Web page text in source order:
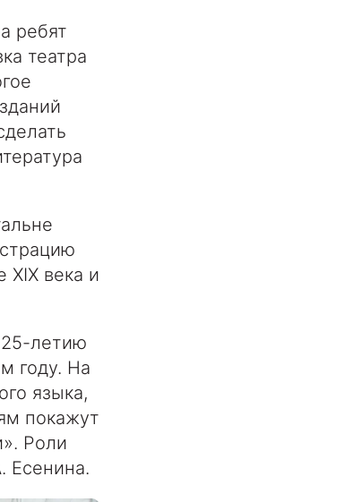
ребят
театра
века и
летию
году. На
языка,
покажут
Роли
Есенина.